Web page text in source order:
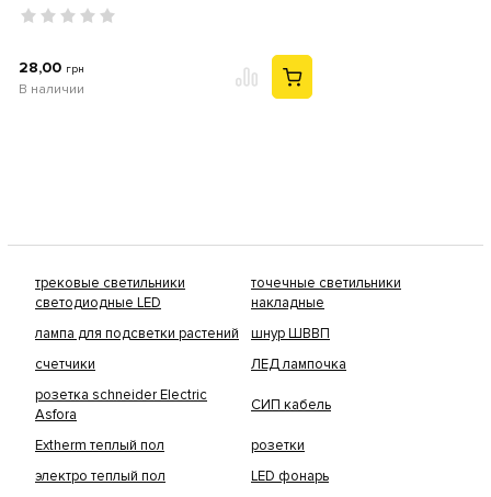
28,00 грн
В наличии
трековые светильники
светодиодные LED
точечные светильники
накладные
лампа для подсветки растений
шнур ШВВП
счетчики
ЛЕД лампочка
розетка schneider Electric
Asfora
СИП кабель
Extherm теплый пол
розетки
электро теплый пол
LED фонарь